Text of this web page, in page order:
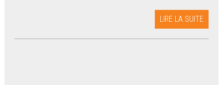
LIRE LA SUITE